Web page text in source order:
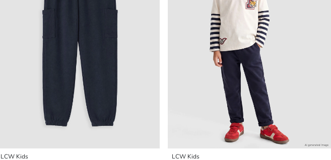
LCW Kids
LCW Kids